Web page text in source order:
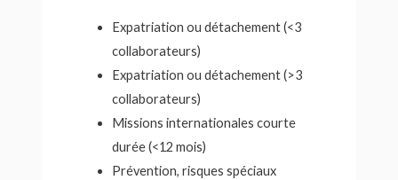
Expatriation ou détachement (<3
collaborateurs)
Expatriation ou détachement (>3
collaborateurs)
Missions internationales courte
durée (<12 mois)
Prévention, risques spéciaux